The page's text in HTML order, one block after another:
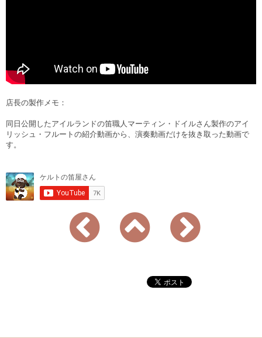
店長の製作メモ：
同日公開したアイルランドの笛職人マーティン・ドイルさん製作のアイ
リッシュ・フルートの紹介動画から、演奏動画だけを抜き取った動画で
す。